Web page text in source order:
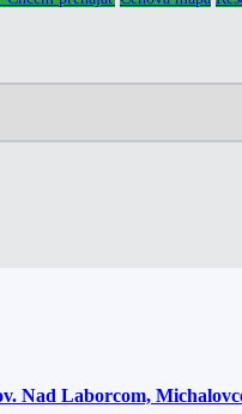
Nad Laborcom,